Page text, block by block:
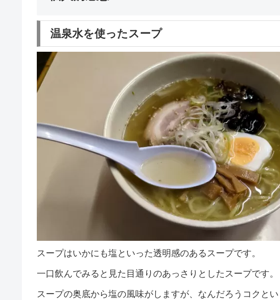
温泉水を使ったスープ
スープはいかにも塩といった透明感のあるスープです。
一口飲んでみると見た目通りのあっさりとしたスープです。
スープの奥底から塩の風味がしますが、なんだろうコクと